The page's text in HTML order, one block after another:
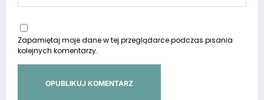
Zapamiętaj moje dane w tej przeglądarce podczas pisania
kolejnych komentarzy.